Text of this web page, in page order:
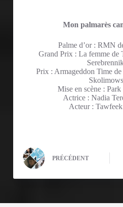
Mon palmarès
Palme d’or : RMN
Grand Prix : La femme de
Prix : Armageddon Time
Mise en scène :
Actrice : Nadia
Acteur :
PRÉCÉDENT